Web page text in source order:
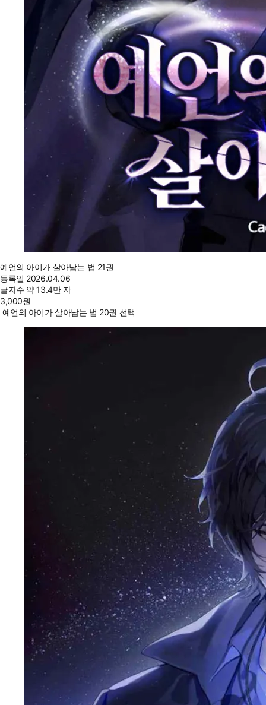
예언의 아이가 살아남는 법 21권
등록일 2026.04.06
글자수 약 13.4만 자
3,000원
예언의 아이가 살아남는 법 20권 선택